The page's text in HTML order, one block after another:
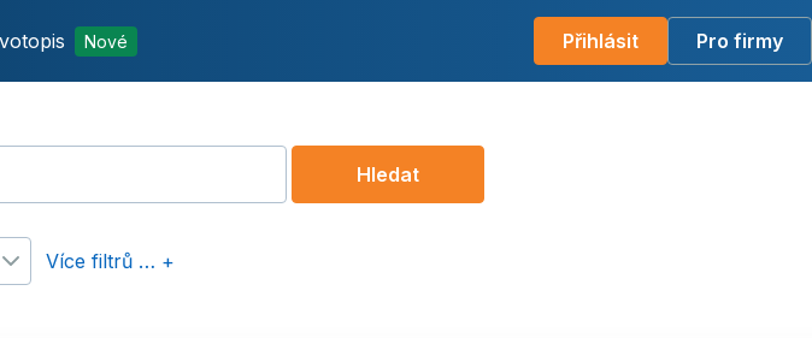
Nové Přihlásit Pro firmy
Změnit filtr Home office
Více filtrů … +
Hledat